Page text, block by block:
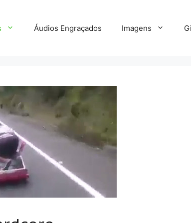
Áudios Engraçados Imagens